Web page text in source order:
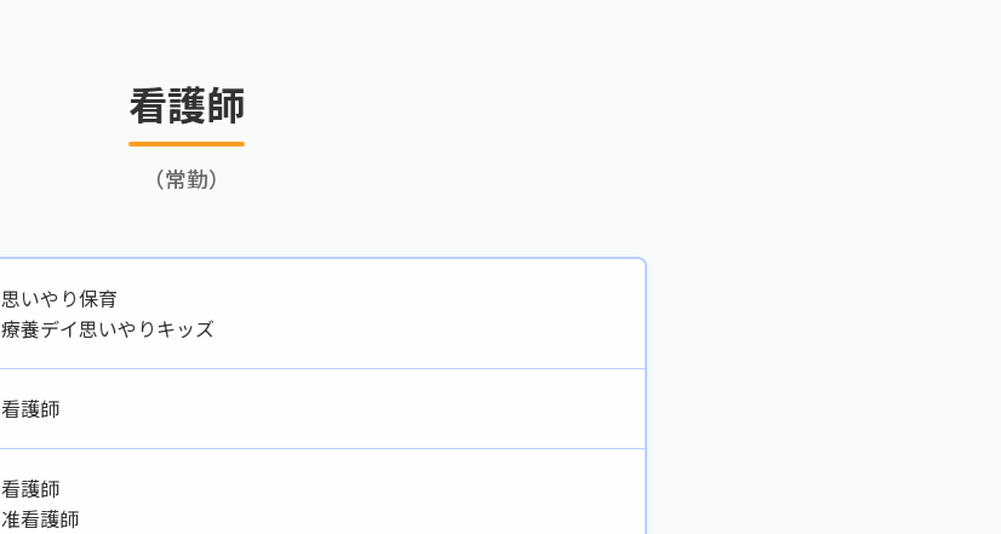
看護師
（常勤）
思いやり保育
療養デイ思いやりキッズ
看護師
看護師
准看護師